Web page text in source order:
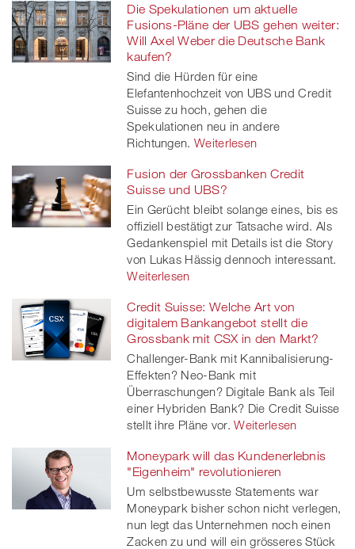
Die Spekulationen um aktuelle
Fusions-Pläne der UBS gehen weiter:
Will Axel Weber die Deutsche Bank
kaufen?
Sind die Hürden für eine
Elefantenhochzeit von UBS und Credit
Suisse zu hoch, gehen die
Spekulationen neu in andere
Richtungen. Weiterlesen
Fusion der Grossbanken Credit
Suisse und UBS?
Ein Gerücht bleibt solange eines, bis es
offiziell bestätigt zur Tatsache wird. Als
Gedankenspiel mit Details ist die Story
von Lukas Hässig dennoch interessant.
Weiterlesen
Credit Suisse: Welche Art von
digitalem Bankangebot stellt die
Grossbank mit CSX in den Markt?
Challenger-Bank mit Kannibalisierung-
Effekten? Neo-Bank mit
Überraschungen? Digitale Bank als Teil
einer Hybriden Bank? Die Credit Suisse
stellt ihre Pläne vor. Weiterlesen
Moneypark will das Kundenerlebnis
"Eigenheim" revolutionieren
Um selbstbewusste Statements war
Moneypark bisher schon nicht verlegen,
nun legt das Unternehmen noch einen
Zacken zu und will ein grösseres Stück